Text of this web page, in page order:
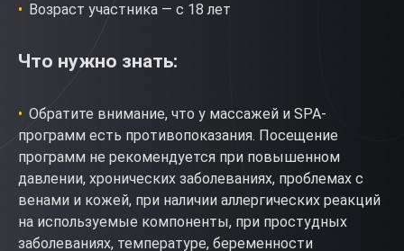
Возраст участника — с 18 лет
Что нужно знать:
Обратите внимание, что у массажей и SPA-
программ есть противопоказания. Посещение
программ не рекомендуется при повышенном
давлении, хронических заболеваниях, проблемах с
венами и кожей, при наличии аллергических реакций
на используемые компоненты, при простудных
заболеваниях, температуре, беременности